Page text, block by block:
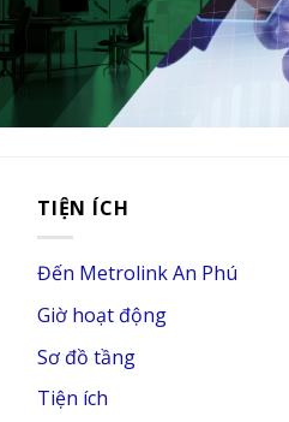
TIỆN ÍCH
Đến Metrolink An Phú
Giờ hoạt động
Sơ đồ tầng
Tiện ích